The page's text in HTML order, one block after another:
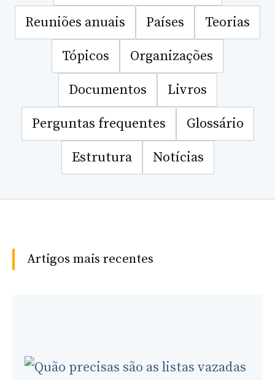
Reuniões anuais Países Teorias
Tópicos Organizações
Documentos Livros
Perguntas frequentes Glossário
Estrutura Notícias
Artigos mais recentes